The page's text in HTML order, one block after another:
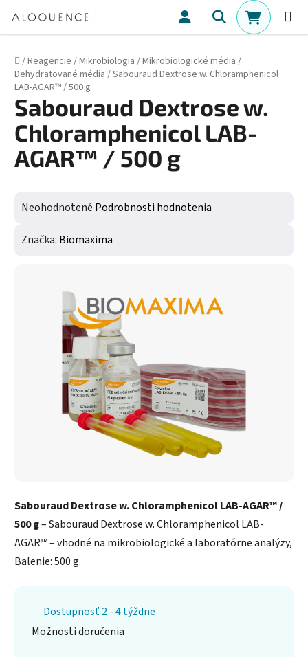
Hľadať
Domov
/Reagencie/Mikrobiologia/Mikrobiologické média/
Dehydratované média/Sabouraud Dextrose w. Chloramphenicol
LAB-AGAR™ / 500 g
Sabouraud Dextrose w. Chloramphenicol LAB-AGAR™ /
500 g– Sabouraud Dextrose w. Chloramphenicol LAB-
AGAR™ – vhodné na mikrobiologické a laboratórne analýzy,
Balenie: 500 g.
Dostupnosť 2 - 4 týždne
Možnosti doručenia
Sabouraud Dextrose w.
Chloramphenicol LAB-
AGAR™ / 500 g
Priemerné hodnotenie produktu je 0,0 z 5 hviezdičiek.
Neohodnotené Podrobnosti hodnotenia
Značka: Biomaxima